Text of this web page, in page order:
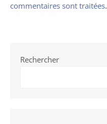
commentaires sont traitées.
Rechercher